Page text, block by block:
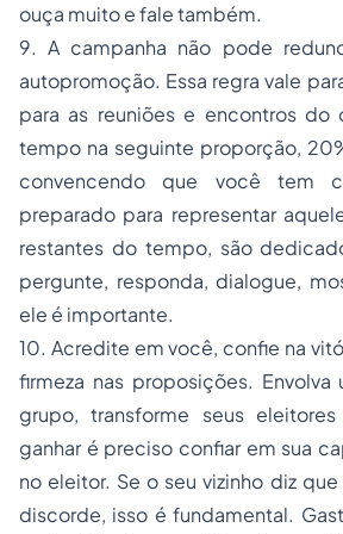
ouça muito e fale também.
9. A campanha não pode
autopromoção. Essa regra vale
para as reuniões e encontros
tempo na seguinte proporção,
convencendo que você tem
preparado para representar
restantes do tempo, são
pergunte, responda, dialogue,
ele é importante.
10. Acredite em você, confie na
firmeza nas proposições.
grupo, transforme seus
ganhar é preciso confiar em sua
no eleitor. Se o seu vizinho diz
discorde, isso é fundamental.